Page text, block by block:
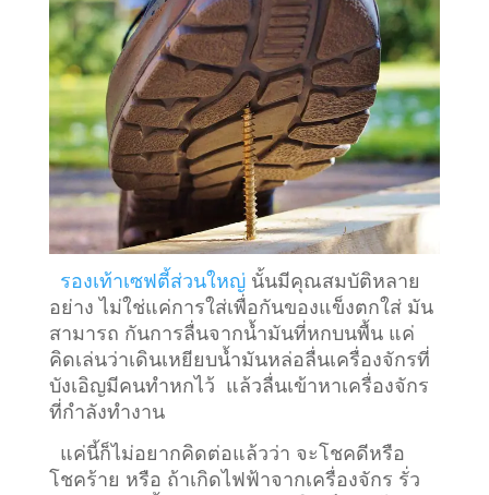
รองเท้าเซฟตี้ส่วนใหญ่นั้นมีคุณสมบัติหลาย
อย่าง ไม่ใช่แค่การใส่เพื่อกันของแข็งตกใส่ มัน
สามารถ กันการลื่นจากน้ำมันที่หกบนพื้น แค่
คิดเล่นว่าเดินเหยียบน้ำมันหล่อลื่นเครื่องจักรที่
บังเอิญมีคนทำหกไว้ แล้วลื่นเข้าหาเครื่องจักร
ที่กำลังทำงาน
แค่นี้ก็ไม่อยากคิดต่อแล้วว่า จะโชคดีหรือ
โชคร้าย หรือ ถ้าเกิดไฟฟ้าจากเครื่องจักร รั่ว